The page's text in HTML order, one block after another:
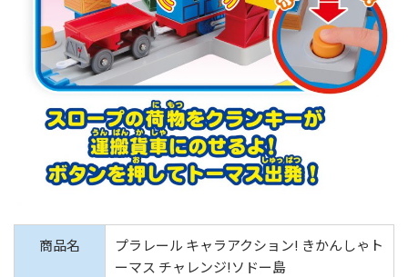
商品名
プラレール キャラアクション! きかんしゃト
ーマス チャレンジ!ソドー島